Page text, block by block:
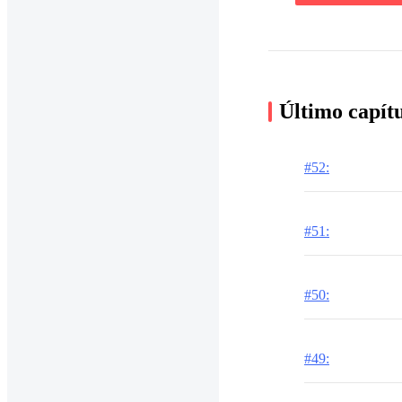
Último
#52:
#51:
#50:
#49: